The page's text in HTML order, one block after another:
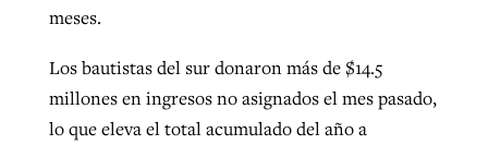
meses.
Los bautistas del sur donaron más de $14.5
millones en ingresos no asignados el mes pasado,
lo que eleva el total acumulado del año a